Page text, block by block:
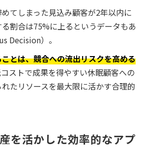
てしまった見込み顧客が2年以内に
割合は75%に上るというデータもあ
Decision）。
とは、競合への流出リスクを高める
ストで成果を得やすい休眠顧客への
たリソースを最大限に活かす合理的
を活かした効率的なアプ